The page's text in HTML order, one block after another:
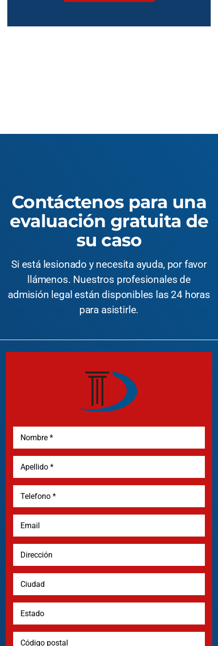
Contáctenos para una
evaluación gratuita de
su caso
Si está lesionado y necesita ayuda, por favor
llámenos. Nuestros profesionales de
admisión legal están disponibles las 24 horas
para asistirle.